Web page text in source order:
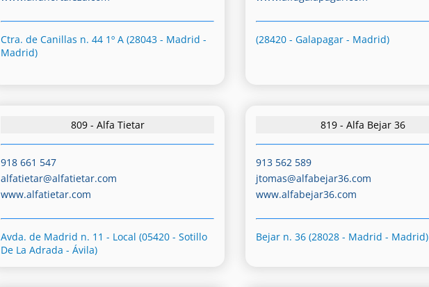
Ctra. de Canillas n. 44 1º A (28043 - Madrid -
Madrid)
(28420 - Galapagar - Madrid)
809 - Alfa Tietar
918 661 547
alfatietar@alfatietar.com
www.alfatietar.com
Avda. de Madrid n. 11 - Local (05420 - Sotillo
De La Adrada - Ávila)
819 - Alfa Bejar 36
913 562 589
jtomas@alfabejar36.com
www.alfabejar36.com
Bejar n. 36 (28028 - Madrid - Madrid)